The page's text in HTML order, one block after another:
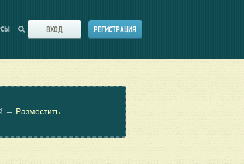
ВХОД РЕГИСТРАЦИЯ
→ Разместить